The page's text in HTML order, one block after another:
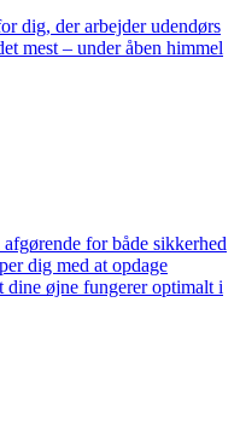
dig, der arbejder udendørs
mest – under åben himmel
for både sikkerhed
dig med at opdage
dine øjne fungerer optimalt i